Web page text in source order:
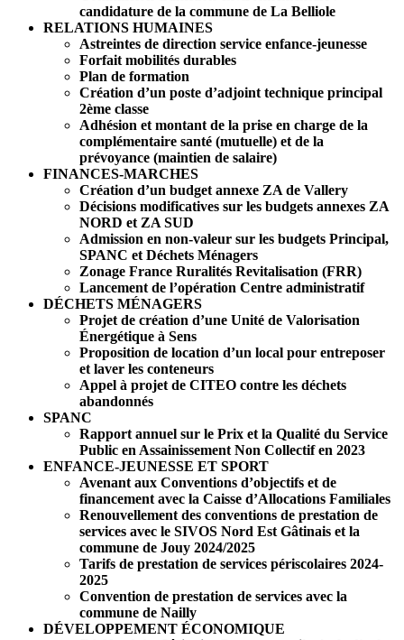
candidature de la commune de La Belliole
RELATIONS HUMAINES
Astreintes de direction service enfance-jeunesse
Forfait mobilités durables
Plan de formation
Création d’un poste d’adjoint technique principal
2ème classe
Adhésion et montant de la prise en charge de la
complémentaire santé (mutuelle) et de la
prévoyance (maintien de salaire)
FINANCES-MARCHES
Création d’un budget annexe ZA de Vallery
Décisions modificatives sur les budgets annexes ZA
NORD et ZA SUD
Admission en non-valeur sur les budgets Principal,
SPANC et Déchets Ménagers
Zonage France Ruralités Revitalisation (FRR)
Lancement de l’opération Centre administratif
DÉCHETS MÉNAGERS
Projet de création d’une Unité de Valorisation
Énergétique à Sens
Proposition de location d’un local pour entreposer
et laver les conteneurs
Appel à projet de CITEO contre les déchets
abandonnés
SPANC
Rapport annuel sur le Prix et la Qualité du Service
Public en Assainissement Non Collectif en 2023
ENFANCE-JEUNESSE ET SPORT
Avenant aux Conventions d’objectifs et de
financement avec la Caisse d’Allocations Familiales
Renouvellement des conventions de prestation de
services avec le SIVOS Nord Est Gâtinais et la
commune de Jouy 2024/2025
Tarifs de prestation de services périscolaires 2024-
2025
Convention de prestation de services avec la
commune de Nailly
DÉVELOPPEMENT ÉCONOMIQUE